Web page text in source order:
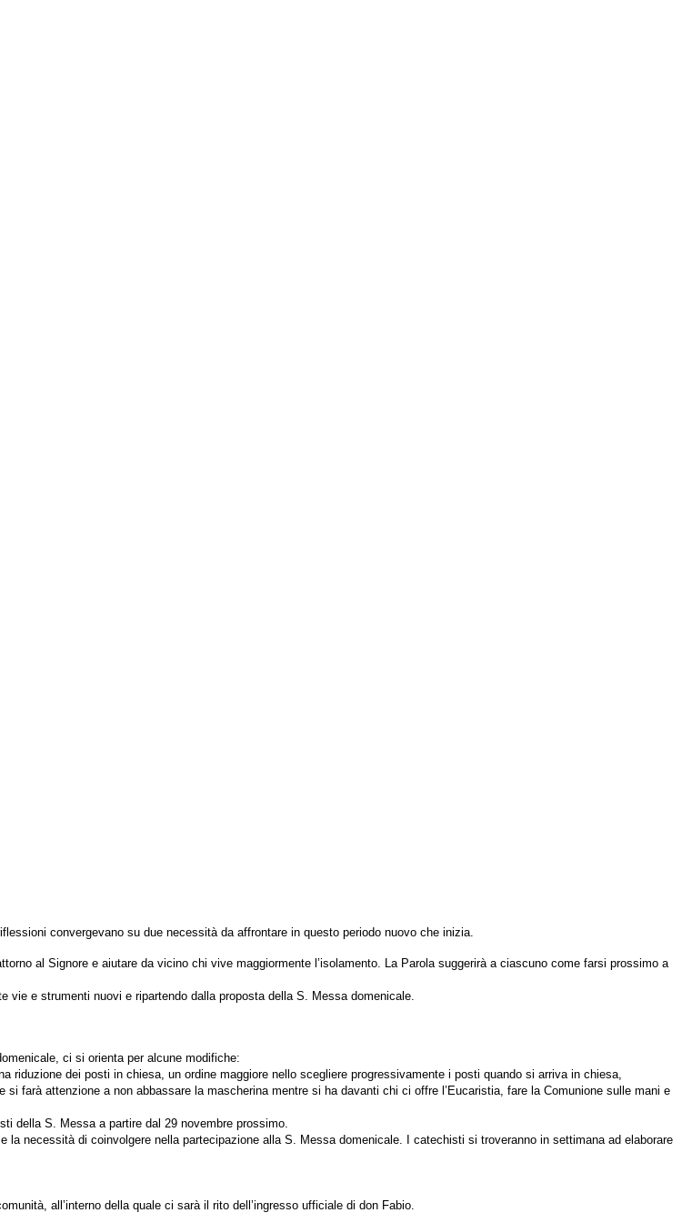
convergevano su due necessità da affrontare in questo periodo nuovo che inizia.
al Signore e aiutare da vicino chi vive maggiormente l’isolamento. La Parola suggerirà a ciascuno come farsi prossimo a
vie e strumenti nuovi e ripartendo dalla proposta della S. Messa domenicale.
ci si orienta per alcune modifiche:
dei posti in chiesa, un ordine maggiore nello scegliere progressivamente i posti quando si arriva in chiesa,
farà attenzione a non abbassare la mascherina mentre si ha davanti chi ci offre l’Eucaristia, fare la Comunione sulle mani e
della S. Messa a partire dal 29 novembre prossimo.
necessità di coinvolgere nella partecipazione alla S. Messa domenicale. I catechisti si troveranno in settimana ad elaborare
all’interno della quale ci sarà il rito dell’ingresso ufficiale di don Fabio.